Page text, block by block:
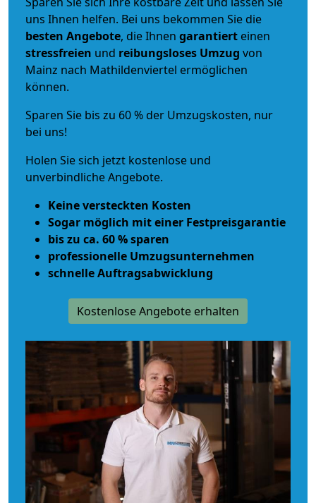
uns Ihnen helfen. Bei uns bekommen Sie die
besten Angebote, die Ihnen garantiert einen
stressfreien und reibungsloses Umzug von
Mainz nach Mathildenviertel ermöglichen
können.
Sparen Sie bis zu 60 % der Umzugskosten, nur
bei uns!
Holen Sie sich jetzt kostenlose und
unverbindliche Angebote.
Keine versteckten Kosten
Sogar möglich mit einer Festpreisgarantie
bis zu ca. 60 % sparen
professionelle Umzugsunternehmen
schnelle Auftragsabwicklung
Kostenlose Angebote erhalten